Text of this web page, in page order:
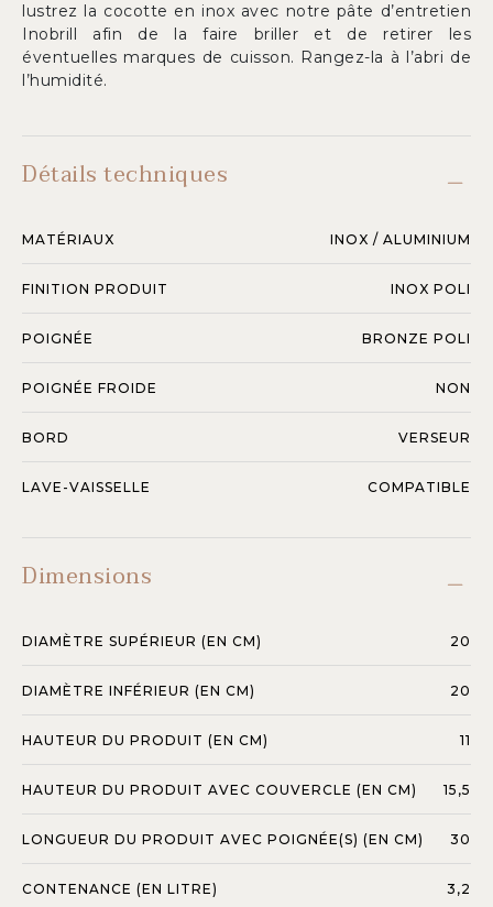
lustrez la cocotte en inox avec notre pâte d’entretien
Inobrill afin de la faire briller et de retirer les
éventuelles marques de cuisson. Rangez-la à l’abri de
l’humidité.
Détails techniques
MATÉRIAUX INOX / ALUMINIUM
FINITION PRODUIT INOX POLI
POIGNÉE BRONZE POLI
POIGNÉE FROIDE NON
BORD VERSEUR
LAVE-VAISSELLE COMPATIBLE
Dimensions
DIAMÈTRE SUPÉRIEUR (EN CM) 20
DIAMÈTRE INFÉRIEUR (EN CM) 20
HAUTEUR DU PRODUIT (EN CM) 11
HAUTEUR DU PRODUIT AVEC COUVERCLE (EN CM) 15,5
LONGUEUR DU PRODUIT AVEC POIGNÉE(S) (EN CM) 30
CONTENANCE (EN LITRE) 3,2